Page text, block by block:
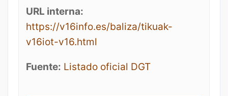
URL interna:
https://v16info.es/baliza/tikuak-
v16iot-v16.html
Fuente: Listado oficial DGT